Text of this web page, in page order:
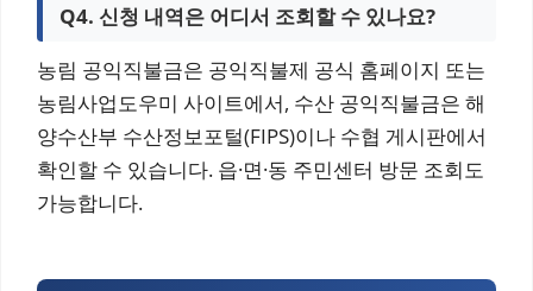
Q4. 신청 내역은 어디서 조회할 수 있나요?
농림 공익직불금은 공익직불제 공식 홈페이지 또는
농림사업도우미 사이트에서, 수산 공익직불금은 해
양수산부 수산정보포털(FIPS)이나 수협 게시판에서
확인할 수 있습니다. 읍·면·동 주민센터 방문 조회도
가능합니다.